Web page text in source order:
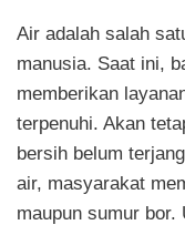
Air adalah salah
manusia. Saat ini,
memberikan
terpenuhi. Akan
bersih belum
air, masyarakat
maupun sumur